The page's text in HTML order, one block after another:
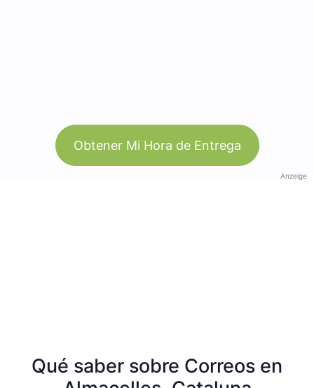
Obtener Mi Hora de Entrega
Anzeige
Qué saber sobre Correos en